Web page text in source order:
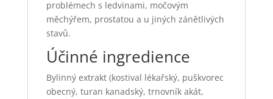
problémech s ledvinami, močovým
měchýřem, prostatou a u jiných zánětlivých
stavů.
Účinné ingredience
Bylinný extrakt (kostival lékařský, puškvorec
obecný, turan kanadský, trnovník akát,